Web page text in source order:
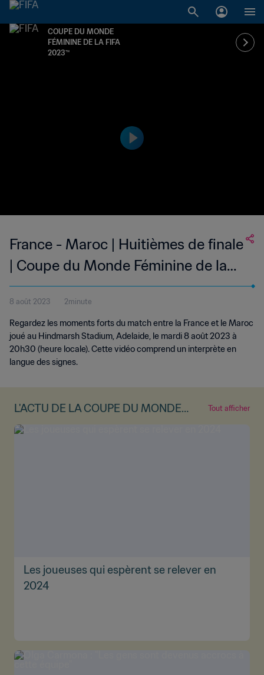
COUPE DU MONDE
FÉMININE DE LA FIFA
2023™
France - Maroc | Huitièmes de finale
| Coupe du Monde Féminine de la
FIFA, Australie & Nouvelle-Zélande
2023™ | Résumé vidéo (Langue des
signes)
8 août 2023 2minute
Regardez les moments forts du match entre la France et le Maroc
joué au Hindmarsh Stadium, Adelaide, le mardi 8 août 2023 à
20h30 (heure locale). Cette vidéo comprend un interprète en
langue des signes.
L'ACTU DE LA COUPE DU MONDE
FÉMININE DE LA FIFA™
Tout afficher
Les joueuses qui espèrent se relever en
2024